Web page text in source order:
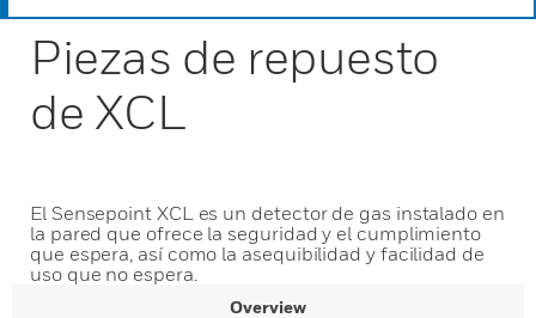
Piezas de repuesto
de XCL
El Sensepoint XCL es un detector de gas instalado en
la pared que ofrece la seguridad y el cumplimiento
que espera, así como la asequibilidad y facilidad de
uso que no espera.
Overview